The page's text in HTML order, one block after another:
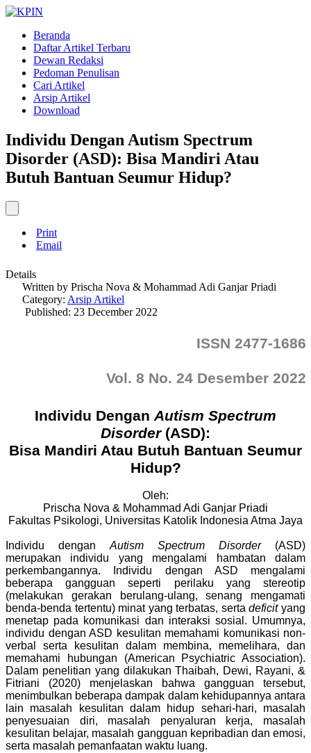
Beranda
Daftar Artikel Terbaru
Dewan Redaksi
Pedoman Penulisan
Cari Artikel
Arsip Artikel
Download
Individu Dengan Autism Spectrum
Disorder (ASD): Bisa Mandiri Atau
Butuh Bantuan Seumur Hidup?
Print
Email
Details
Written by Prischa Nova & Mohammad Adi Ganjar Priadi
Category: Arsip Artikel
Published: 23 December 2022
ISSN 2477-1686
Vol. 8 No. 24 Desember 2022
Individu DenganAutism Spectrum
Disorder(ASD):
Bisa Mandiri Atau Butuh Bantuan Seumur
Hidup?
Oleh:
Prischa Nova & Mohammad Adi Ganjar Priadi
Fakultas Psikologi, Universitas Katolik Indonesia Atma Jaya
Individu denganAutism Spectrum Disorder(ASD)
merupakan individu yang mengalami hambatan dalam
perkembangannya. Individu dengan ASD mengalami
beberapa gangguan seperti perilaku yang stereotip
(melakukan gerakan berulang-ulang, senang mengamati
benda-benda tertentu) minat yang terbatas, sertadeficityang
menetap pada komunikasi dan interaksi sosial. Umumnya,
individu dengan ASD kesulitan memahami komunikasi non-
verbal serta kesulitan dalam membina, memelihara, dan
memahami hubungan (American Psychiatric Association).
Dalam penelitian yang dilakukan Thaibah, Dewi, Rayani, &
Fitriani (2020) menjelaskan bahwa gangguan tersebut,
menimbulkan beberapa dampak dalam kehidupannya antara
lain masalah kesulitan dalam hidup sehari-hari, masalah
penyesuaian diri, masalah penyaluran kerja, masalah
kesulitan belajar, masalah gangguan kepribadian dan emosi,
serta masalah pemanfaatan waktu luang.